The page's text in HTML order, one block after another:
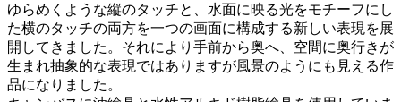
ゆらめくような縦のタッチと、水面に映る光をモチーフにし
た横のタッチの両方を一つの画面に構成する新しい表現を展
開してきました。それにより手前から奥へ、空間に奥行きが
生まれ抽象的な表現ではありますが風景のようにも見える作
品になりました。